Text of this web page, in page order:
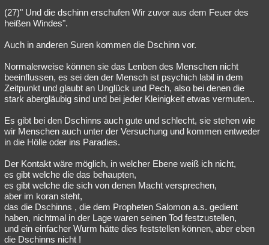
(27)" Und die dschinn erschufen Wir zuvor aus dem Feuer des
heißen Windes".
Auch in anderen Suren kommen die Dschinn vor.
Normalerweise können sie das Lenben des Menschen nicht
beeinflussen, es sei den der Mensch ist psychich labil in dem
Zeitpunkt und glaubt an Unglück und Pech, also bei denen die
stark abergläubig sind und bei jeder Kleinigkeit etwas vermuten..
Es gibt bei den Dschinns auch gute und schlecht, sie stehen wie
wir Menschen auch unter der Versuchung und kommen entweder
in die Hölle oder ins Paradies.
Der Kontakt wäre möglich, in welcher Ebene weiß ich nicht,
es gibt welche die das behaupten,
es gibt welche die sich von denen Macht versprechen,
aber im koran steht,
das die Dschinns , die dem Propheten Salomon a.s. gedient
haben, nichtmal in der Lage waren seinen Tod festzustellen,
und ein einfacher Wurm hätte dies feststellen können, aber eben
die Dschinns nicht !